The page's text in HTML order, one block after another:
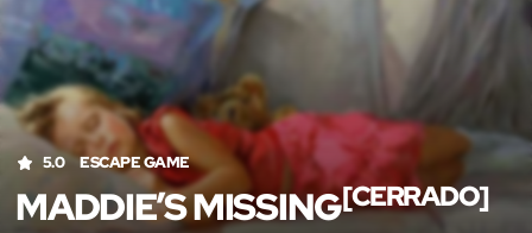
5.0 ESCAPE GAME
MADDIE’S MISSING[CERRADO]